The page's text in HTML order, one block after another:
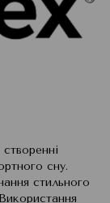
сну.
стильного